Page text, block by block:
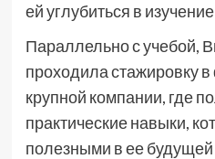
ей углубиться в
Параллельно с учебой,
проходила стажировку
крупной компании, где
практические навыки,
полезными в ее будущей